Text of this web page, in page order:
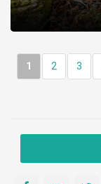
1 2 3